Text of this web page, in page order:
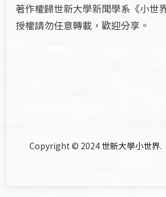
著作權歸世新大學新聞學系《小世
授權請勿任意轉載，歡迎分享。
Copyright © 2024 世新大學小世界.